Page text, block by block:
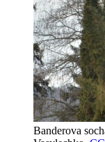
Banderova